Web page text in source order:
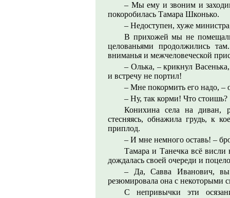
– Мы ему и звоним и
покоробилась Тамара Шконько.
– Недоступен, хуже
В прихожей мы не
целованьями продолжились
вниманья и межчеловеческой
– Олька, – крикнул
и встречу не портил!
– Мне покормить его надо, –
– Ну, так корми! Что стоишь?
Конихина села на диван,
стесняясь, обнажила грудь, к
приплод.
– И мне немного оставь! –
Тамара и Танечка всё
дождалась своей очереди и
– Да, Савва Иванович,
резюмировала она с некоторыми
С непривычки эти